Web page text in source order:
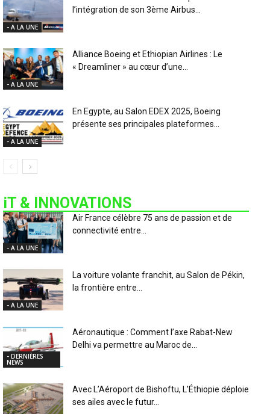
- A LA UNE
l’intégration de son 3ème Airbus...
- A LA UNE
Alliance Boeing et Ethiopian Airlines : Le
« Dreamliner » au cœur d’une...
- A LA UNE
En Egypte, au Salon EDEX 2025, Boeing
présente ses principales plateformes...
iT & INNOVATIONS
- A LA UNE
Air France célèbre 75 ans de passion et de
connectivité entre...
- A LA UNE
La voiture volante franchit, au Salon de Pékin,
la frontière entre...
- DERNIÈRES
NEWS
Aéronautique : Comment l’axe Rabat-New
Delhi va permettre au Maroc de...
Avec L’Aéroport de Bishoftu, L’Éthiopie déploie
ses ailes avec le futur...